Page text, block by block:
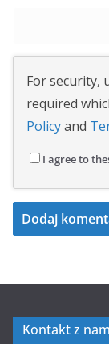
For security,
required
Policyand
I agree to
Kontakt z